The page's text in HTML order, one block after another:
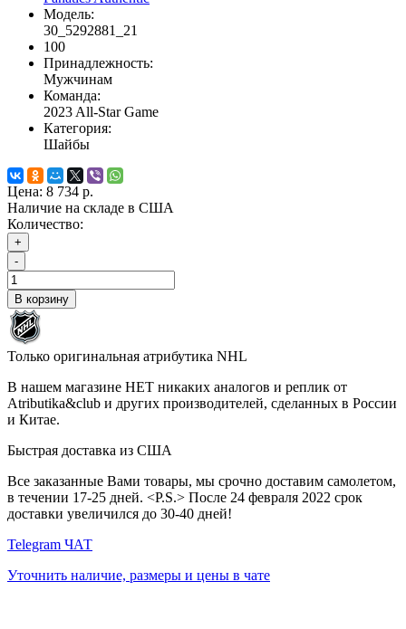
Модель:
30_5292881_21
100
Принадлежность:
Мужчинам
Команда:
2023 All-Star Game
Категория:
Шайбы
Цена: 8 734 р.
Наличие на складе в США
Количество:
+
-
В корзину
Только оригинальная атрибутика NHL
В нашем магазине НЕТ никаких аналогов и реплик от
Atributika&club и других производителей, сделанных в России
и Китае.
Быстрая доставка из США
Все заказанные Вами товары, мы срочно доставим самолетом,
в течении 17-25 дней. <P.S.> После 24 февраля 2022 срок
доставки увеличился до 30-40 дней!
Telegram ЧАТ
Уточнить наличие, размеры и цены в чате